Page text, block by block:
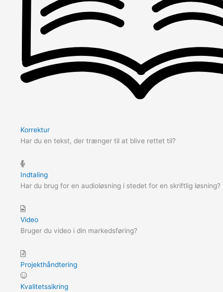
Korrektur
Har du en tekst, der trænger til at blive rettet til?
Indtaling
Har du brug for en audioløsning i stedet for en skriftlig løsning?
Video
Bruger du video i din markedsføring?
Projekthåndtering
Kvalitetssikring